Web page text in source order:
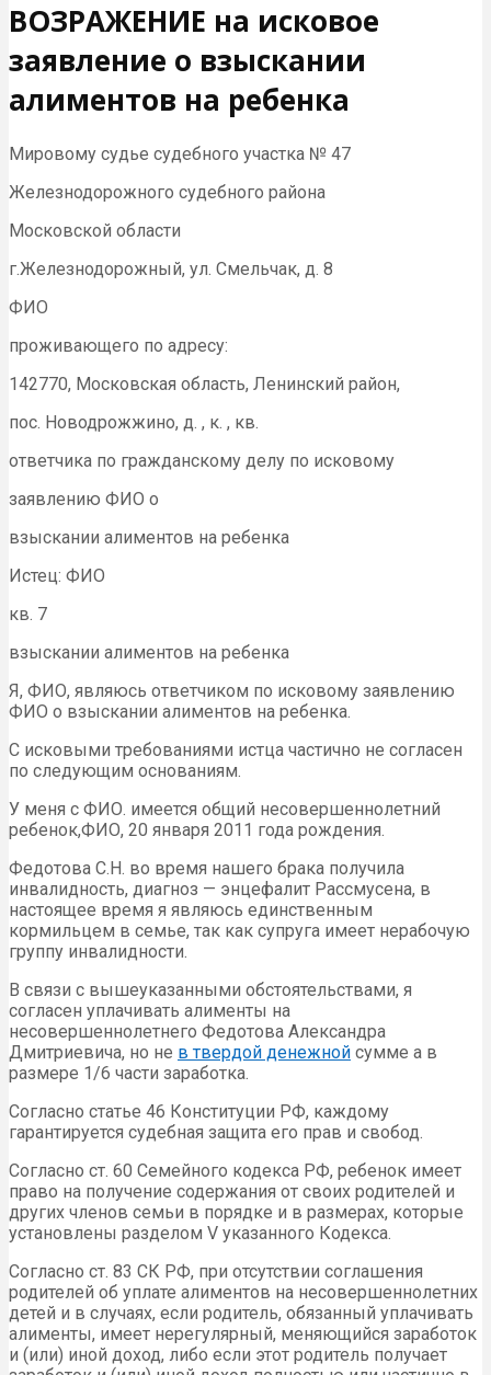
ВОЗРАЖЕНИЕ на исковое
заявление о взыскании
алиментов на ребенка
Мировому судье судебного участка № 47
Железнодорожного судебного района
Московской области
г.Железнодорожный, ул. Смельчак, д. 8
ФИО
проживающего по адресу:
142770, Московская область, Ленинский район,
пос. Новодрожжино, д. , к. , кв.
ответчика по гражданскому делу по исковому
заявлению ФИО о
взыскании алиментов на ребенка
Истец: ФИО
кв. 7
взыскании алиментов на ребенка
Я, ФИО, являюсь ответчиком по исковому заявлению
ФИО о взыскании алиментов на ребенка.
С исковыми требованиями истца частично не согласен
по следующим основаниям.
У меня с ФИО. имеется общий несовершеннолетний
ребенок,ФИО, 20 января 2011 года рождения.
Федотова С.Н. во время нашего брака получила
инвалидность, диагноз — энцефалит Рассмусена, в
настоящее время я являюсь единственным
кормильцем в семье, так как супруга имеет нерабочую
группу инвалидности.
В связи с вышеуказанными обстоятельствами, я
согласен уплачивать алименты на
несовершеннолетнего Федотова Александра
Дмитриевича, но не в твердой денежной сумме а в
размере 1/6 части заработка.
Согласно статье 46 Конституции РФ, каждому
гарантируется судебная защита его прав и свобод.
Согласно ст. 60 Семейного кодекса РФ, ребенок имеет
право на получение содержания от своих родителей и
других членов семьи в порядке и в размерах, которые
установлены разделом V указанного Кодекса.
Согласно ст. 83 СК РФ, при отсутствии соглашения
родителей об уплате алиментов на несовершеннолетних
детей и в случаях, если родитель, обязанный уплачивать
алименты, имеет нерегулярный, меняющийся заработок
и (или) иной доход, либо если этот родитель получает